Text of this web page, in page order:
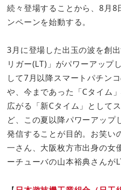
続々登場することから、8月8
ンペーンを始動する。
3月に登場した出玉の波を創
リガー(LT)」がパワーアップ
して7月以降スマートパチン
や、今まであった「Cタイム
広がる「新Cタイム」として
ど、この夏以降パワーアップ
発信することが目的。お笑い
一さん、大阪枚方市出身の女
ーチューバの山本裕典さんが